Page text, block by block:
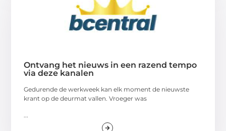
Ontvang het nieuws in een razend tempo
via deze kanalen
Gedurende de werkweek kan elk moment de nieuwste
krant op de deurmat vallen. Vroeger was